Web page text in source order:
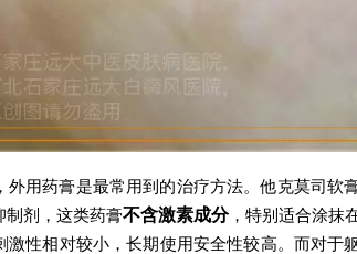
外用药膏是最常用到的治疗方法。他克莫司软
制剂，这类药膏不含激素成分，特别适合涂抹
激性相对较小，长期使用安全性较高。而对于